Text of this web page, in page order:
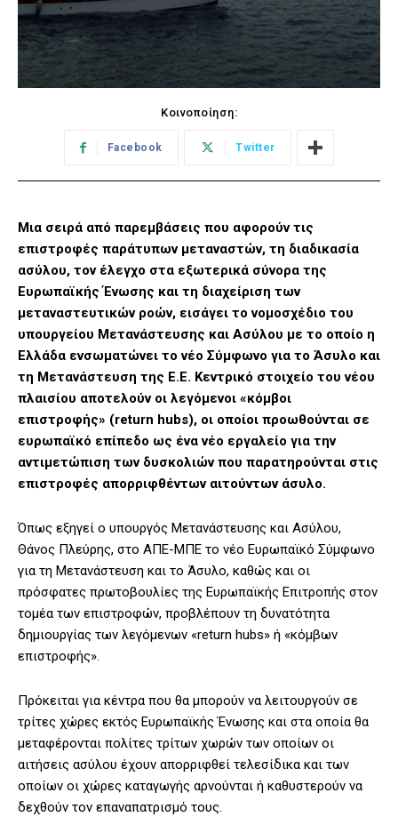
Κοινοποίηση:
Facebook Twitter
Mια σειρά από παρεμβάσεις που αφορούν τις
επιστροφές παράτυπων μεταναστών, τη διαδικασία
ασύλου, τον έλεγχο στα εξωτερικά σύνορα της
Ευρωπαϊκής Ένωσης και τη διαχείριση των
μεταναστευτικών ροών, εισάγει το νομοσχέδιο του
υπουργείου Μετανάστευσης και Ασύλου με το οποίο η
Ελλάδα ενσωματώνει το νέο Σύμφωνο για το Άσυλο και
τη Μετανάστευση της Ε.Ε. Κεντρικό στοιχείο του νέου
πλαισίου αποτελούν οι λεγόμενοι «κόμβοι
επιστροφής» (return hubs), οι οποίοι προωθούνται σε
ευρωπαϊκό επίπεδο ως ένα νέο εργαλείο για την
αντιμετώπιση των δυσκολιών που παρατηρούνται στις
επιστροφές απορριφθέντων αιτούντων άσυλο.
Όπως εξηγεί ο υπουργός Μετανάστευσης και Ασύλου,
Θάνος Πλεύρης, στο ΑΠΕ-ΜΠΕ το νέο Ευρωπαϊκό Σύμφωνο
για τη Μετανάστευση και το Άσυλο, καθώς και οι
πρόσφατες πρωτοβουλίες της Ευρωπαϊκής Επιτροπής στον
τομέα των επιστροφών, προβλέπουν τη δυνατότητα
δημιουργίας των λεγόμενων «return hubs» ή «κόμβων
επιστροφής».
Πρόκειται για κέντρα που θα μπορούν να λειτουργούν σε
τρίτες χώρες εκτός Ευρωπαϊκής Ένωσης και στα οποία θα
μεταφέρονται πολίτες τρίτων χωρών των οποίων οι
αιτήσεις ασύλου έχουν απορριφθεί τελεσίδικα και των
οποίων οι χώρες καταγωγής αρνούνται ή καθυστερούν να
δεχθούν τον επαναπατρισμό τους.